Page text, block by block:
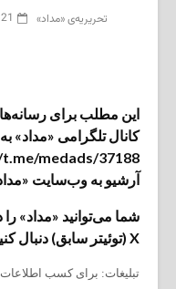
تحریریه‌ی «مداد»
این مطلب برای
کانال تلگرامی «مداد»
آرشیو به وب‌سایت
شما می‌توانید «مداد»
X (توئیتر سابق) دنبال کنید.
تبلیغات: برای کسب